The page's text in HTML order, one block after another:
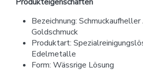
Bezeichnung:
Goldschmuck
Produktart:
Edelmetalle
Form: Wässrige Lösung